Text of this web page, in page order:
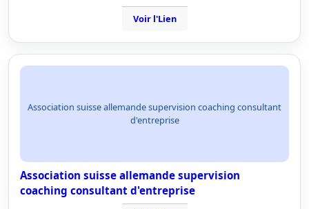
Voir l'Lien
Association suisse allemande supervision coaching consultant
d'entreprise
Association suisse allemande supervision
coaching consultant d'entreprise